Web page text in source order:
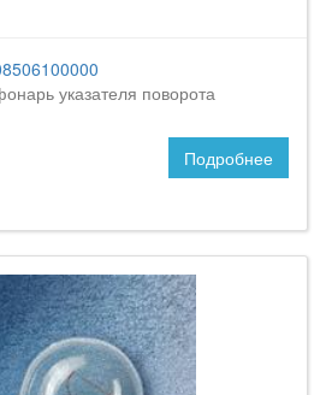
указателя поворота
Подробнее